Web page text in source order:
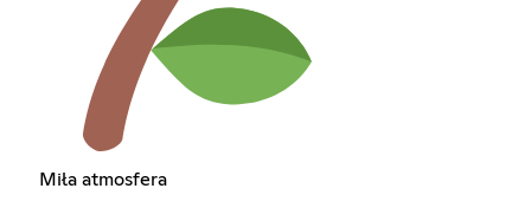
Miła atmosfera